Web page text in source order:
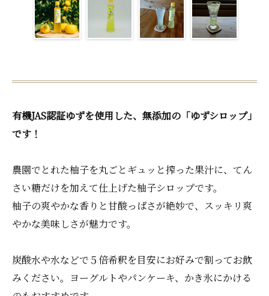
有機JAS認証ゆずを使用した、無添加の「ゆずシロップ」
です！
農園でとれた柚子を丸ごとギュッと搾った果汁に、てん
さい糖だけを加えて仕上げた柚子シロップです。
柚子の爽やかな香りと甘酸っぱさが絶妙で、スッキリ爽
やかな美味しさが魅力です。
炭酸水や水などで５倍希釈を目安にお好みで割ってお飲
みください。ヨーグルトやパンケーキ、かき氷にかける